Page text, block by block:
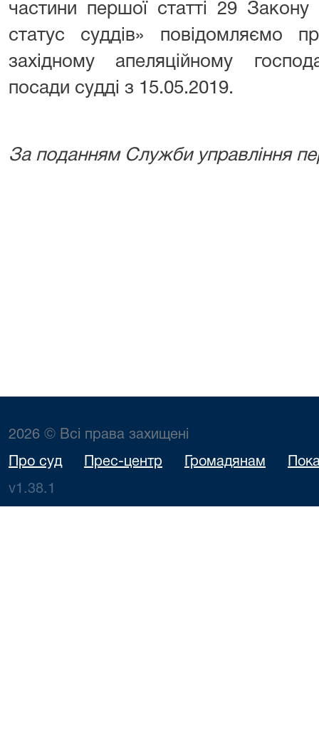
частини першої статті 29 Закону
статус суддів» повідомляємо
західному апеляційному
посади судді з 15.05.2019.
За поданням Служби управління
2026 © Всі права захищені
Про суд Прес-центр Громадянам
v1.38.1